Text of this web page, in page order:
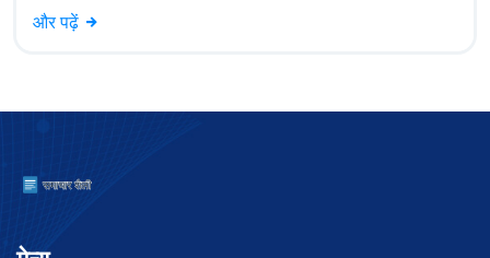
निवास पर एक नोटिस भेजने के लिए पहले ही एक टीम भेजी थी, लेकिन
वह उपस्थित नहीं थे।
और पढ़ें